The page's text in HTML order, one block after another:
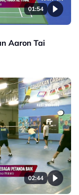
01:54
Aaron Tai
02:44